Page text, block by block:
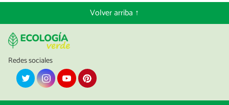
Volver arriba ↑
Redes sociales